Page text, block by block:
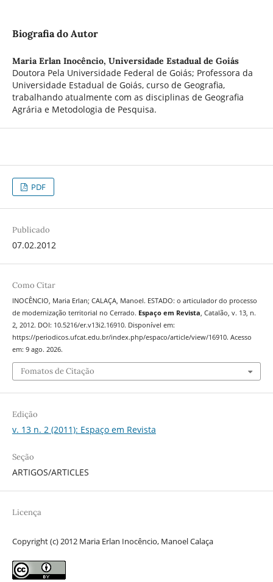
Biografia do Autor
Maria Erlan Inocêncio, Universidade Estadual de Goiás
Doutora Pela Universidade Federal de Goiás; Professora da
Universidade Estadual de Goiás, curso de Geografia,
trabalhando atualmente com as disciplinas de Geografia
Agrária e Metodologia de Pesquisa.
PDF
Publicado
07.02.2012
Como Citar
INOCÊNCIO, Maria Erlan; CALAÇA, Manoel. ESTADO: o articulador do processo
de modernização territorial no Cerrado. Espaço em Revista, Catalão, v. 13, n.
2, 2012. DOI: 10.5216/er.v13i2.16910. Disponível em:
https://periodicos.ufcat.edu.br/index.php/espaco/article/view/16910. Acesso
em: 9 ago. 2026.
Fomatos de Citação
Edição
v. 13 n. 2 (2011): Espaço em Revista
Seção
ARTIGOS/ARTICLES
Licença
Copyright (c) 2012 Maria Erlan Inocêncio, Manoel Calaça